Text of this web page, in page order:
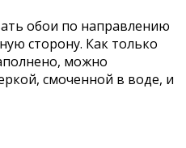
обои по направлению
сторону. Как только
можно
смоченной в воде, и